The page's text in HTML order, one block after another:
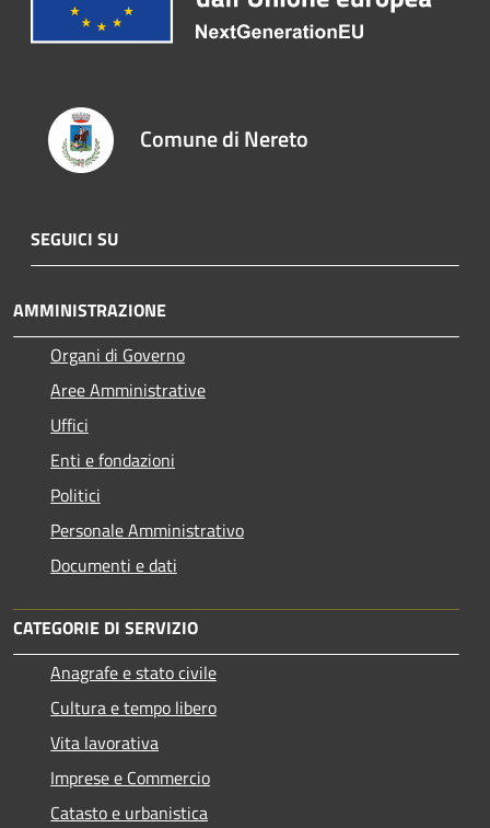
Comune di Nereto
SEGUICI SU
AMMINISTRAZIONE
Organi di Governo
Aree Amministrative
Uffici
Enti e fondazioni
Politici
Personale Amministrativo
Documenti e dati
CATEGORIE DI SERVIZIO
Anagrafe e stato civile
Cultura e tempo libero
Vita lavorativa
Imprese e Commercio
Catasto e urbanistica